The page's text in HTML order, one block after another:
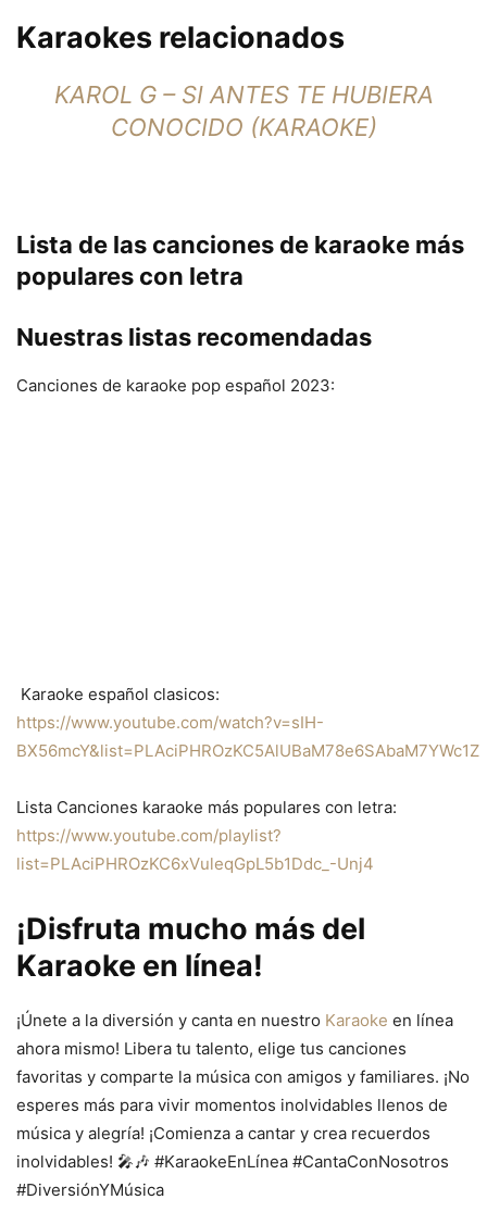
Karaokes relacionados
KAROL G – SI ANTES TE HUBIERA
CONOCIDO (KARAOKE)
Lista de las canciones de karaoke más
populares con letra
Nuestras listas recomendadas
Canciones de karaoke pop español 2023:
Karaoke español clasicos:
https://www.youtube.com/watch?v=sIH-
BX56mcY&list=PLAciPHROzKC5AlUBaM78e6SAbaM7YWc1Z
Lista Canciones karaoke más populares con letra:
https://www.youtube.com/playlist?
list=PLAciPHROzKC6xVuleqGpL5b1Ddc_-Unj4
¡Disfruta mucho más del
Karaoke en línea!
¡Únete a la diversión y canta en nuestro Karaoke en línea
ahora mismo! Libera tu talento, elige tus canciones
favoritas y comparte la música con amigos y familiares. ¡No
esperes más para vivir momentos inolvidables llenos de
música y alegría! ¡Comienza a cantar y crea recuerdos
inolvidables! 🎤🎶 #KaraokeEnLínea #CantaConNosotros
#DiversiónYMúsica